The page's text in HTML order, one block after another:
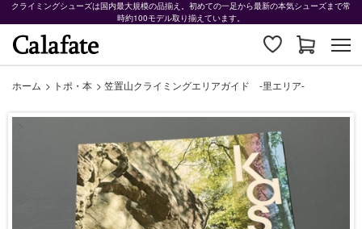
クライミングシューズは国内最大規模の品揃え。初めての一足から最新の本気シューズまで常
時約100モデル取り揃えています。
ホーム > トポ・本 > 笠置山クライミングエリアガイド -里エリア-